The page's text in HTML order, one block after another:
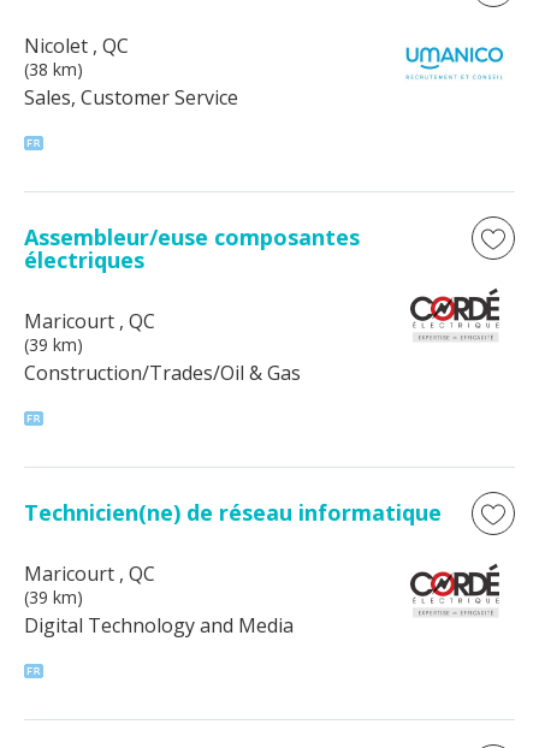
Nicolet , QC
(38 km)
Sales, Customer Service
Assembleur/euse composantes
électriques
Maricourt , QC
(39 km)
Construction/Trades/Oil & Gas
Technicien(ne) de réseau informatique
Maricourt , QC
(39 km)
Digital Technology and Media